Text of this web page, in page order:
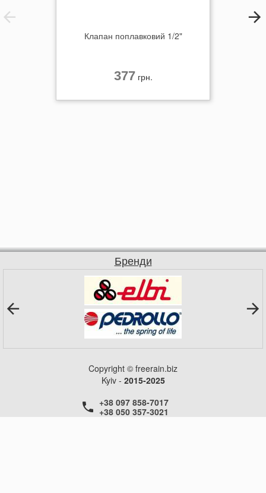
Клапан поплавковий 1/2"
377 грн.
Бренди
Copyright © freerain.biz
Kyiv - 2015-2025
+38 097 858-7017
+38 050 357-3021